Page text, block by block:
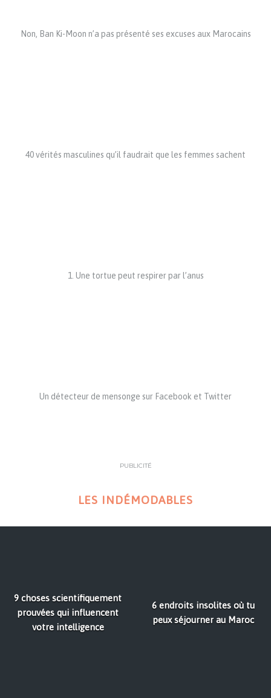
Non, Ban Ki-Moon n’a pas présenté ses excuses aux Marocains
40 vérités masculines qu’il faudrait que les femmes sachent
1. Une tortue peut respirer par l’anus
Un détecteur de mensonge sur Facebook et Twitter
PUBLICITÉ
LES INDÉMODABLES
9 choses scientifiquement
prouvées qui influencent
votre intelligence
6 endroits insolites où tu
peux séjourner au Maroc